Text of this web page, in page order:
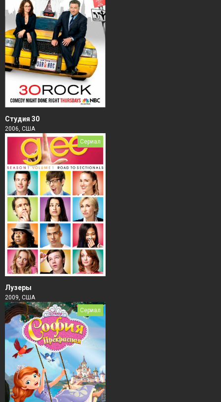
Студия 30
2006, США
Сериал
Лузеры
2009, США
Сериал